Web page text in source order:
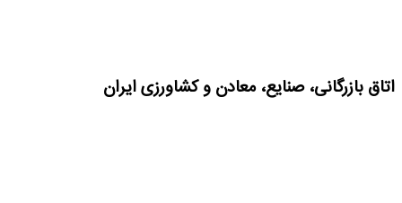
اتاق بازرگانی، صنایع، معادن و کشاورزی ایران